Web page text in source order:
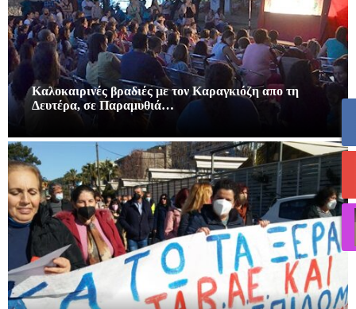
Καλοκαιρινές βραδιές με τον Καραγκιόζη απο τη
Δευτέρα, σε Παραμυθιά…